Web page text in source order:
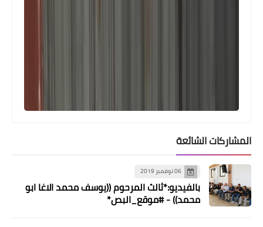
المشاركات الشائعة
06 نوفمبر 2019
بالفيديو:*ثالث المرحوم ((يوسف محمد الاغا ابو
محمد)) - #موقع_البص*